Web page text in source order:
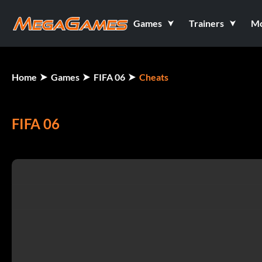
Games Trainers
Home Games FIFA 06 Cheats
FIFA 06